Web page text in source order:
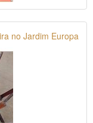
no Jardim Europa